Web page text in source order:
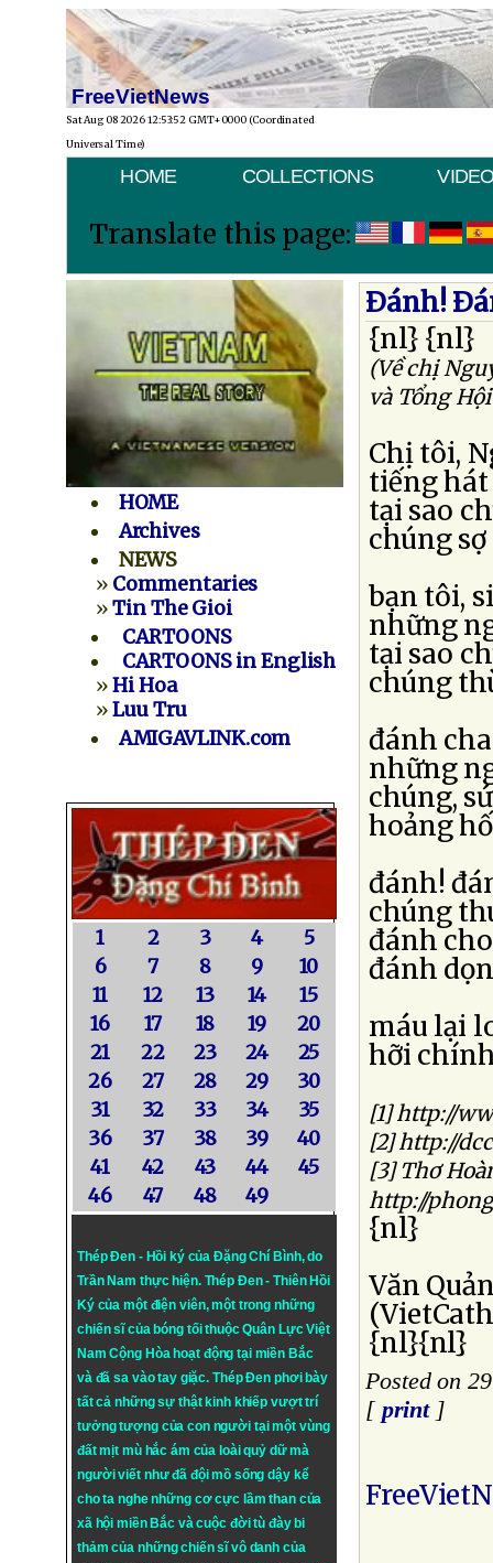
FreeVietNews
Sat Aug 08 2026 12:53:52 GMT+0000 (Coordinated
Universal Time)
HOME COLLECTIONS
Translate this page:
HOME
Archives
NEWS
» Commentaries
»Tin The Gioi
CARTOONS
CARTOONS in English
»Hi Hoa
»Luu Tru
AMIGAVLINK.com
1 2 3 4
5
6
7 8 9
10
11
12 13 14
15
16
17 18 19
20
21
22 23 24
25
26
27 28 29
30
31
32 33 34
35
36
37 38 39
40
41
42 43 44
45
46
47 48 49
Thép Đen - Hồi ký của Đặng Chí Bình, do
Trần Nam thực hiện. Thép Đen- Thiên Hồi
Ký của một điện viên, một trong những
chiến sĩ của bóng tối thuộc Quân Lực Việt
Nam Cộng Hòa hoạt động tại miền Bắc
và đã sa vào tay giặc. Thép Đen phơi bày
tất cả những sự thật kinh khiếp vượt trí
tưởng tượng của con người tại một vùng
đất mịt mù hắc ám của loài quỷ dữ mà
người viết như đã đội mồ sống dậy kể
cho ta nghe những cơ cực lầm than của
xã hội miền Bắc và cuộc đời tù đày bi
thảm của những chiến sĩ vô danh của
Ðánh!
{nl} {nl}
(Về chị
và Tổng
Chị tôi,
tiếng
tại sao
chúng
bạn tôi,
những
tại sao
chúng
đánh
những
chúng,
hoảng
đánh!
chúng
đánh
đánh
máu lại
hỡi
[1] http://
[2] http://
[3] Thơ
http://
{nl}
Văn
{nl}{nl}
Posted on
[ print]